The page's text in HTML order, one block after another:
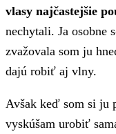
vlasy najčastejšie
nechytali. Ja osobne
zvažovala som ju
dajú robiť aj vlny.
Avšak keď som si ju
vyskúšam urobiť